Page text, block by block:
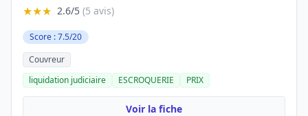
★★★ 2.6/5 (5 avis)
Score : 7.5/20
Couvreur
liquidation judiciaire
ESCROQUERIE PRIX
Voir la fiche